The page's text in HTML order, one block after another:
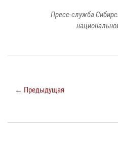
Пресс-служба
← Предыдущая